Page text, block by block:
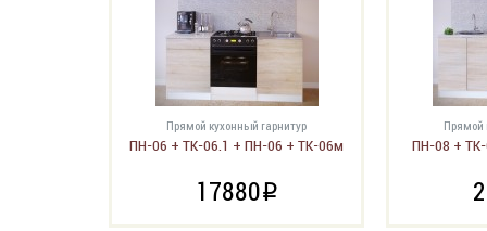
Прямой кухонный гарнитур
ПН-06 + ТК-06.1 + ПН-06 + ТК-06м
17880i
Прямой
ПН-08 +